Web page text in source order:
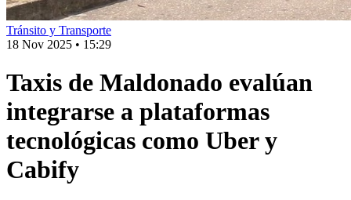
Tránsito y Transporte
18 Nov 2025 • 15:29
Taxis de Maldonado evalúan
integrarse a plataformas
tecnológicas como Uber y
Cabify